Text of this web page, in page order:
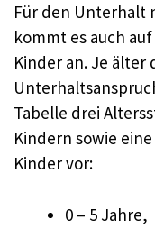
Für den Unterhalt
kommt es auch
Kinder an. Je älter
Tabelle drei
Kindern sowie
Kinder vor:
0 – 5 Jahre,